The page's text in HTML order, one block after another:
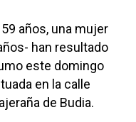
años, una mujer
han resultado
este domingo
en la calle
de Budia.